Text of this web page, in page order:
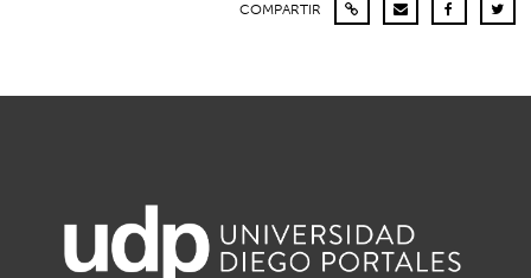
COMPARTIR